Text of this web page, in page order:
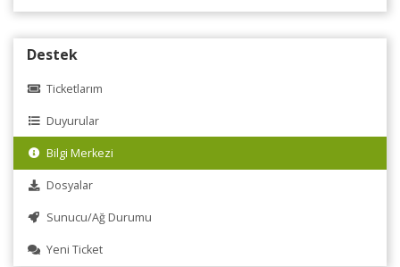
Destek
Ticketlarım
Duyurular
Bilgi Merkezi
Dosyalar
Sunucu/Ağ Durumu
Yeni Ticket